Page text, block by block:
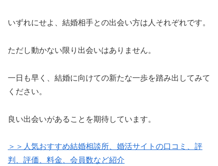
いずれにせよ、結婚相手との出会い方は人それぞれです。
ただし動かない限り出会いはありません。
一日も早く、結婚に向けての新たな一歩を踏み出してみて
ください。
良い出会いがあることを期待しています。
＞＞人気おすすめ結婚相談所、婚活サイトの口コミ、評
判、評価、料金、会員数など紹介